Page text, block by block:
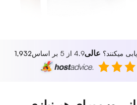
میکنند؟ عالی4.9 از 5 بر اساس
1,932